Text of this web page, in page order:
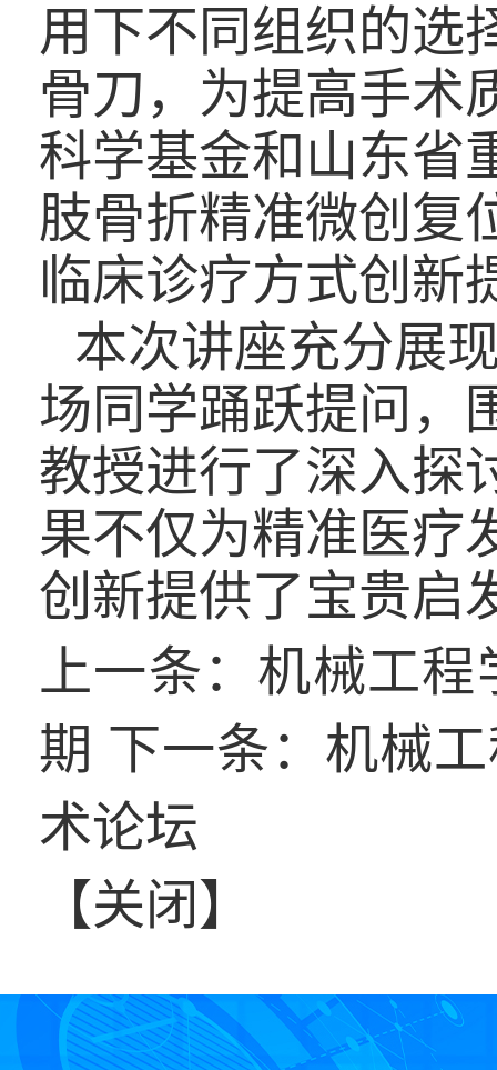
用下不同组织的选
骨刀，为提高手术
科学基金和山东省
肢骨折精准微创复
临床诊疗方式创新
本次讲座充分展
场同学踊跃提问，
教授进行了深入探
果不仅为精准医疗
创新提供了宝贵启
上一条： 机械工程
期 下一条： 机械
术论坛
【关闭 】